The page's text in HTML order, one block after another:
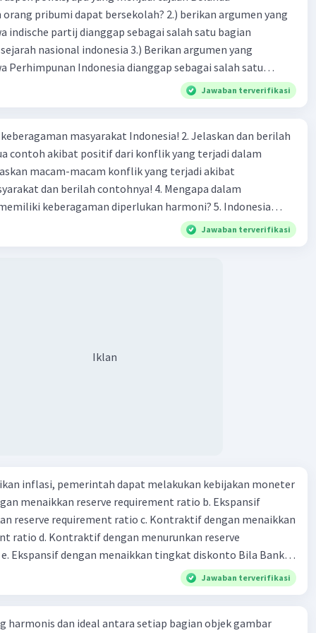
pribumi dapat bersekolah? 2.) berikan argumen yang
indische partij dianggap sebagai salah satu bagian
nasional indonesia 3.) Berikan argumen yang
Perhimpunan Indonesia dianggap sebagai salah satu
sejarah nasional Indonesia! 4.) Apa yang dimaksud
dalam pergerakan nasional Indonesia? Lalu bagaimana
Jawaban terverifikasi
masyarakat Indonesia! 2. Jelaskan dan berilah
contoh akibat positif dari konflik yang terjadi dalam
dan berilah contohnya! 4. Mengapa dalam
keberagaman diperlukan harmoni? 5. Indonesia
yang kaya akan keberagaman baik dilihat dari agama, suku,
Berdasarkan pernyataan tersebut, apa yang dapat
Jawaban terverifikasi
Iklan
inflasi, pemerintah dapat melakukan kebijakan moneter
menaikkan reserve requirement ratio b. Ekspansif
reserve requirement ratio c. Kontraktif dengan menaikkan
ratio d. Kontraktif dengan menurunkan reserve
dengan menaikkan tingkat diskonto Bila Bank
kebijakan moneter ekspansif, ceteris paribus maka .... a.
di mana bentuk kurva jumlah uang beredar (penawaran
(penawaran uang) naik dari kiri bawah ke kanan atas
Jawaban terverifikasi
harmonis dan ideal antara setiap bagian objek gambar